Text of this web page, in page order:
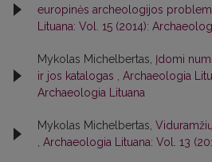
europinės archeologijos
Lituana: Vol. 15 (2014):
Mykolas Michelbertas, Įdomi
ir jos katalogas
Archaeologia
Archaeologia Lituana
Mykolas Michelbertas,
Archaeologia Lituana: Vol. 13